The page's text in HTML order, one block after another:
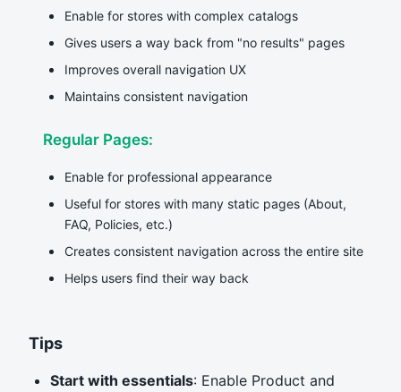
Enable for stores with complex catalogs
Gives users a way back from "no results" pages
Improves overall navigation UX
Maintains consistent navigation
Regular Pages:
Enable for professional appearance
Useful for stores with many static pages (About,
FAQ, Policies, etc.)
Creates consistent navigation across the entire site
Helps users find their way back
Tips
Start with essentials: Enable Product and